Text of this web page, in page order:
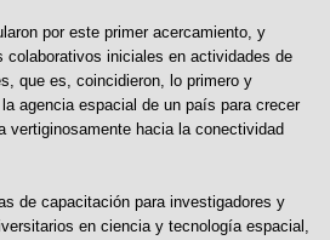
por este primer acercamiento, y
colaborativos iniciales en actividades de
que es, coincidieron, lo primero y
agencia espacial de un país para crecer
vertiginosamente hacia la conectividad
de capacitación para investigadores y
en ciencia y tecnología espacial,